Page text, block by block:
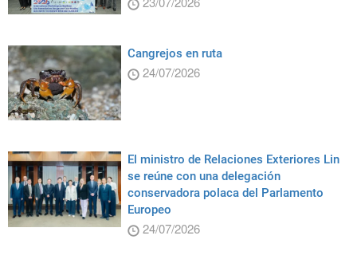
Cangrejos en ruta
24/07/2026
El ministro de Relaciones Exteriores Lin
se reúne con una delegación
conservadora polaca del Parlamento
Europeo
24/07/2026